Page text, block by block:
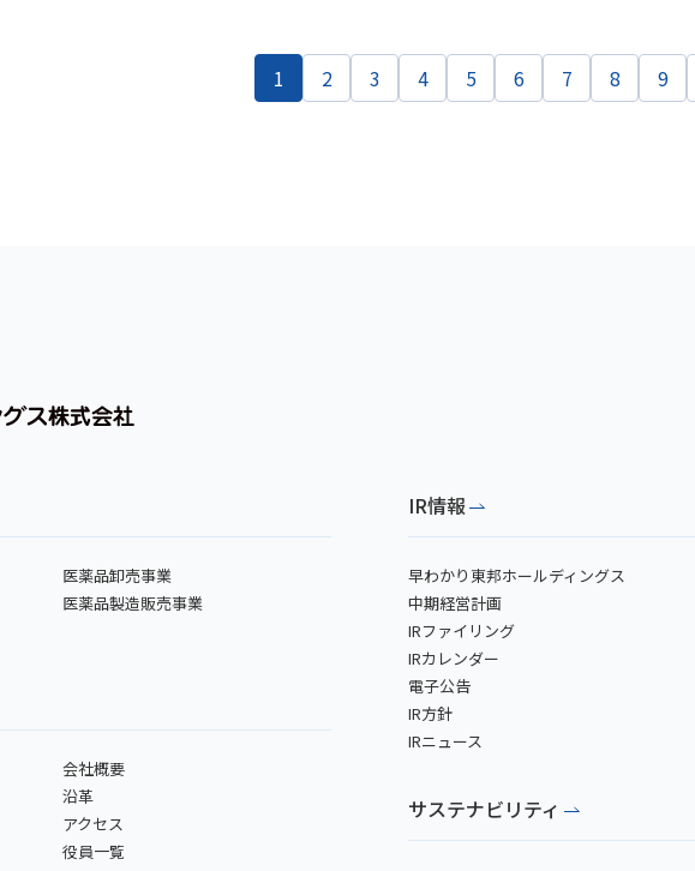
1 2 3 4 5 6 7 8 9
医薬品卸売事業
医薬品製造販売事業
会社概要
沿革
アクセス
役員一覧
IR情報
早わかり東邦ホールディングス
中期経営計画
IRファイリング
IRカレンダー
電子公告
IR方針
IRニュース
サステナビリティ